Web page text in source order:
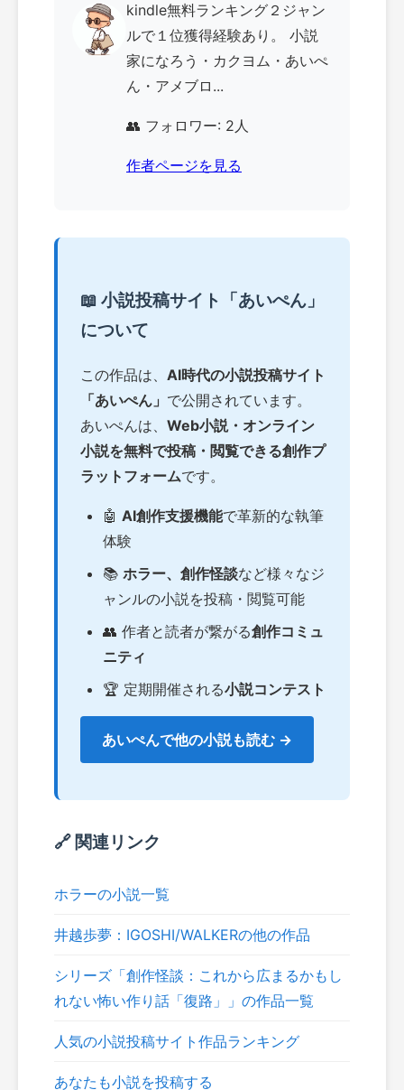
kindle無料ランキング２ジャン
ルで１位獲得経験あり。 小説
家になろう・カクヨム・あいぺ
ん・アメブロ...
👥 フォロワー: 2人
作者ページを見る
📖 小説投稿サイト「あいぺん」
について
この作品は、 AI時代の小説投稿サイト
「あいぺん」 で公開されています。
あいぺんは、 Web小説・オンライン
小説を無料で投稿・閲覧できる創作プ
ラットフォームです。
🤖 AI創作支援機能で革新的な執筆
体験
📚 ホラー、創作怪談など様々なジ
ャンルの小説を投稿・閲覧可能
👥 作者と読者が繋がる創作コミュ
ニティ
🏆 定期開催される小説コンテスト
あいぺんで他の小説も読む →
🔗 関連リンク
ホラーの小説一覧
井越歩夢：IGOSHI/WALKERの他の作品
シリーズ「創作怪談：これから広まるかもし
れない怖い作り話「復路」」の作品一覧
人気の小説投稿サイト作品ランキング
あなたも小説を投稿する